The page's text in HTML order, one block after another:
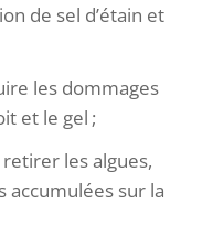
de sel d’étain et
les dommages
et le gel ;
les algues,
accumulées sur la